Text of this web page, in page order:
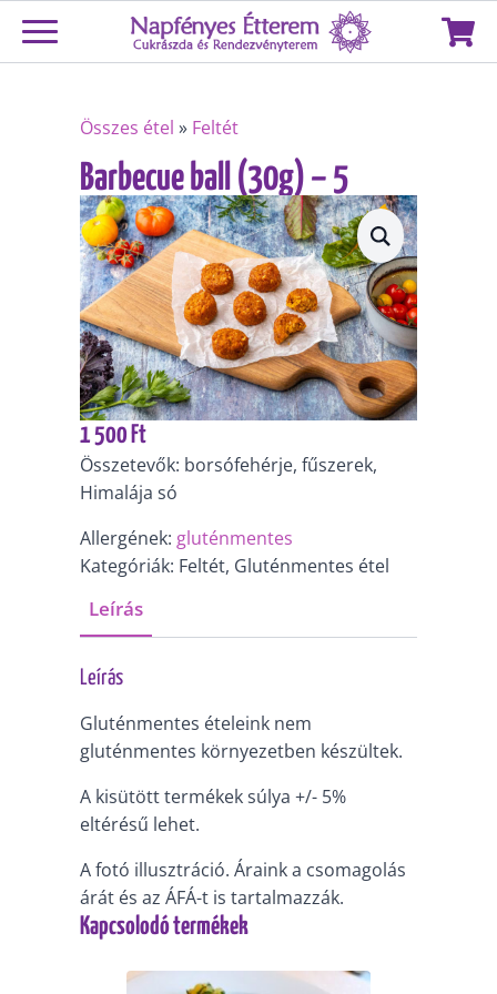
Összes étel » Feltét
Barbecue ball (30g) – 5
db/adag
1 500 Ft
Összetevők: borsófehérje, fűszerek,
Himalája só
Allergének: gluténmentes
Kategóriák: Feltét, Gluténmentes étel
Leírás
Leírás
Gluténmentes ételeink nem
gluténmentes környezetben készültek.
A kisütött termékek súlya +/- 5%
eltérésű lehet.
A fotó illusztráció. Áraink a csomagolás
árát és az ÁFÁ-t is tartalmazzák.
Kapcsolodó termékek